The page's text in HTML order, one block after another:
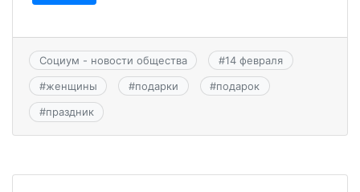
Социум - новости общества #14 февраля
#женщины #подарки #подарок
#праздник